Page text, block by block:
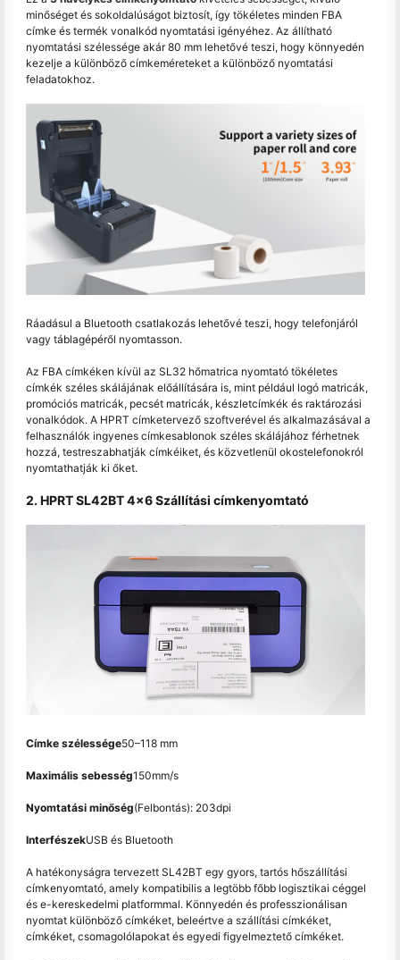
minőséget és sokoldalúságot biztosít, így tökéletes minden FBA
címke és termék vonalkód nyomtatási igényéhez. Az állítható
nyomtatási szélessége akár 80 mm lehetővé teszi, hogy könnyedén
kezelje a különböző címkeméreteket a különböző nyomtatási
feladatokhoz.
Ráadásul a Bluetooth csatlakozás lehetővé teszi, hogy telefonjáról
vagy táblagépéről nyomtasson.
Az FBA címkéken kívül az SL32 hőmatrica nyomtató tökéletes
címkék széles skálájának előállítására is, mint például logó matricák,
promóciós matricák, pecsét matricák, készletcímkék és raktározási
vonalkódok. A HPRT címketervező szoftverével és alkalmazásával a
felhasználók ingyenes címkesablonok széles skálájához férhetnek
hozzá, testreszabhatják címkéiket, és közvetlenül okostelefonokról
nyomtathatják ki őket.
2. HPRT SL42BT 4x6 Szállítási címkenyomtató
Címke szélessége50–118 mm
Maximális sebesség150mm/s
Nyomtatási minőség(Felbontás): 203dpi
InterfészekUSB és Bluetooth
A hatékonyságra tervezett SL42BT egy gyors, tartós hőszállítási
címkenyomtató, amely kompatibilis a legtöbb főbb logisztikai céggel
és e-kereskedelmi platformmal. Könnyedén és professzionálisan
nyomtat különböző címkéket, beleértve a szállítási címkéket,
címkéket, csomagolólapokat és egyedi figyelmeztető címkéket.